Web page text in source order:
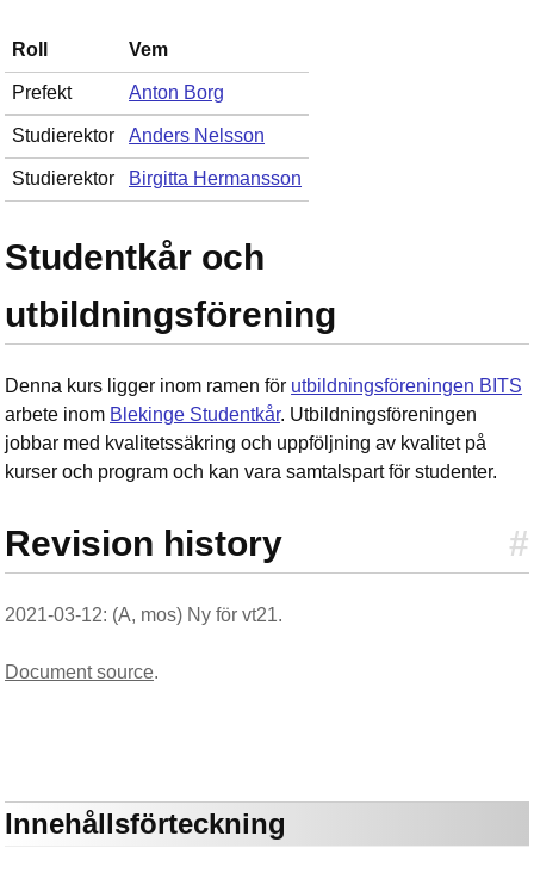
Roll Vem
Prefekt Anton Borg
Studierektor Anders Nelsson
Studierektor Birgitta Hermansson
Studentkår och
utbildningsförening
Denna kurs ligger inom ramen för utbildningsföreningen BITS
arbete inom Blekinge Studentkår. Utbildningsföreningen
jobbar med kvalitetssäkring och uppföljning av kvalitet på
kurser och program och kan vara samtalspart för studenter.
#
Revision history
2021-03-12: (A, mos) Ny för vt21.
Document source.
Innehållsförteckning